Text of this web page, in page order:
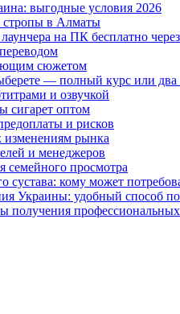
выгодные условия 2026
в Алматы
на ПК бесплатно
сюжетом
— полный курс или два
и озвучкой
сигарет оптом
и рисков
изменениям рынка
и менеджеров
семейного просмотра
сустава: кому может
Украины: удобный способ
получения